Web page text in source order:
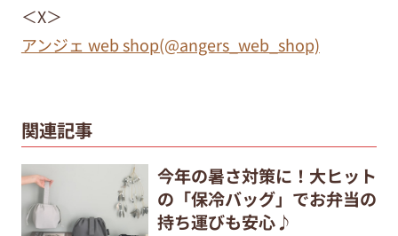
＜X＞
アンジェ web shop(@angers_web_shop)
関連記事
今年の暑さ対策に！大ヒット
の「保冷バッグ」でお弁当の
持ち運びも安心♪